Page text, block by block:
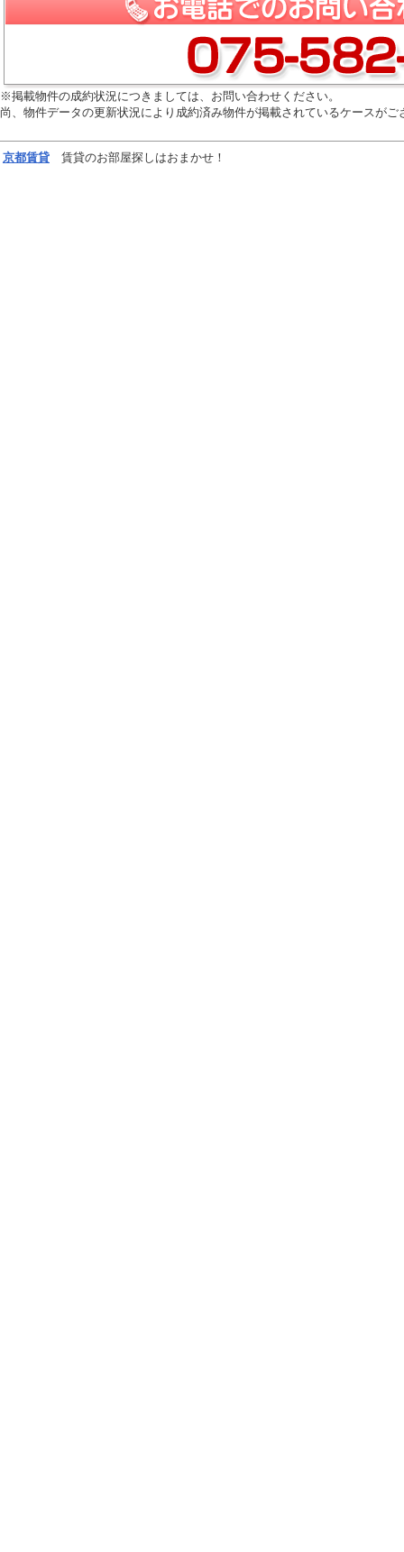
※掲載物件の成約状況につきましては、お問い合わせください。
尚、物件データの更新状況により成約済み物件が掲載されているケースが
京都賃貸 賃貸のお部屋探しはおまかせ！